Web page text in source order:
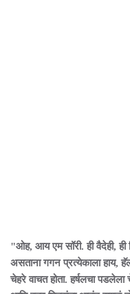
"ओह, आय एम सॉरी. ही वैदेही,
असताना गगन प्रत्येकाला हाय,
चेहरे वाचत होता. हर्षलचा